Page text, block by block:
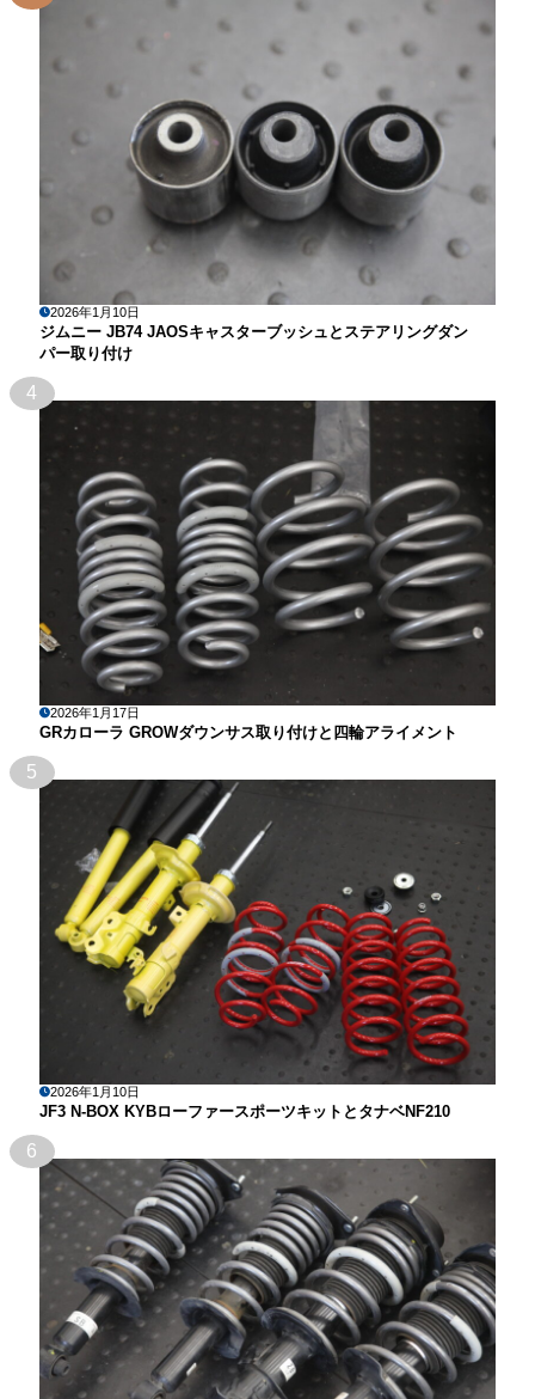
2026年1月10日
ジムニー JB74 JAOSキャスターブッシュとステアリングダン
パー取り付け
4
2026年1月17日
GRカローラ GROWダウンサス取り付けと四輪アライメント
5
2026年1月10日
JF3 N-BOX KYBローファースポーツキットとタナベNF210
6